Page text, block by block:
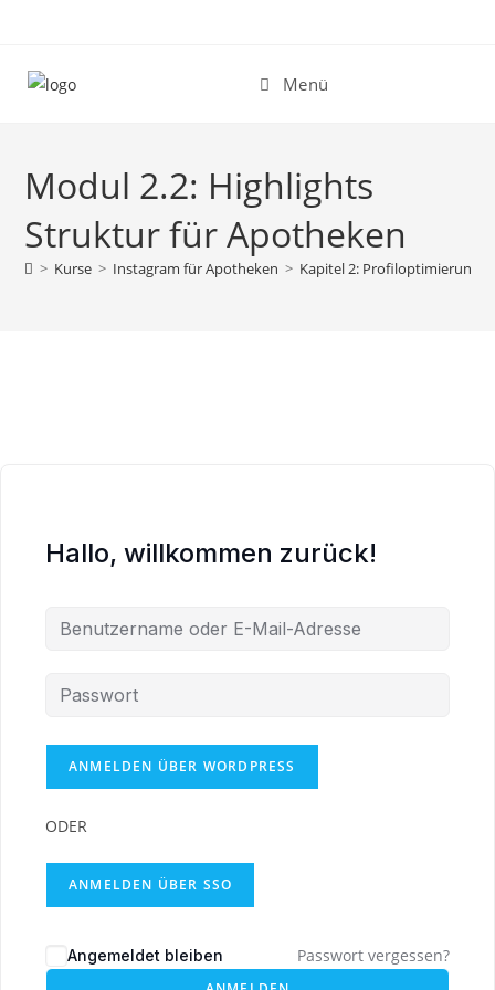
springen
Menü
Modul 2.2: Highlights
Struktur für Apotheken
> Kurse > Instagram für Apotheken > Kapitel 2: Profiloptimierung
Hallo, willkommen zurück!
ODER
ANMELDEN ÜBER SSO
Angemeldet bleiben Passwort vergessen?